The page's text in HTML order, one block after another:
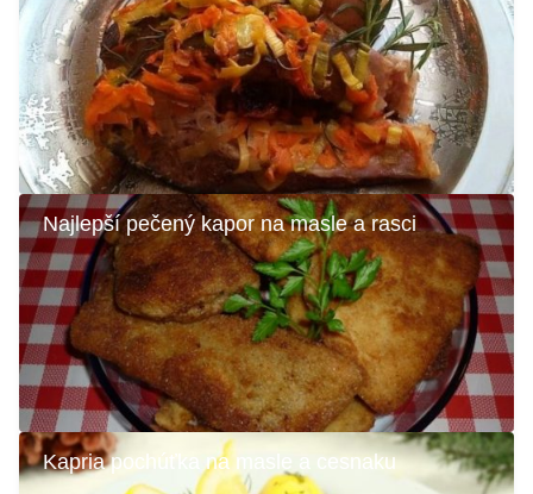
Najlepší pečený kapor na masle a rasci
Kapria pochúťka na masle a cesnaku